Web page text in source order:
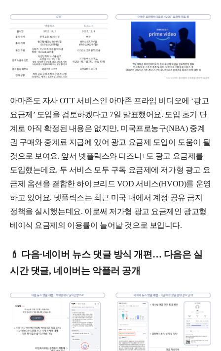
아마존도 자사 OTT 서비스인 아마존 프라임 비디오에 ‘광고
요금제’ 도입을 검토하겠다고 7일 발표했어요. 도입 초기 단
계로 아직 확정된 내용은 없지만, 미국프로농구(NBA) 중계
권 구매와 중계료 지급에 있어 광고 요금제 도입이 도움이 될
것으로 보여요. 앞서 넷플릭스와 디즈니+도 광고 요금제를
도입했는데요. 두 서비스 모두 구독 요금제에 저가형 광고 요
금제 옵션을 결합한 하이브리드 VOD 서비스(HVOD)를 운영
하고 있어요. 넷플릭스는 최근 미국 내에서 계정 공유 금지
정책을 실시했는데요. 이로써 저가형 광고 요금제인 광고형
베이식 요금제의 이용률이 늘어날 것으로 보입니다.
💄 다음·네이버 뉴스 댓글 방식 개편… 다음은 실
시간 댓글, 네이버는 악플러 공개